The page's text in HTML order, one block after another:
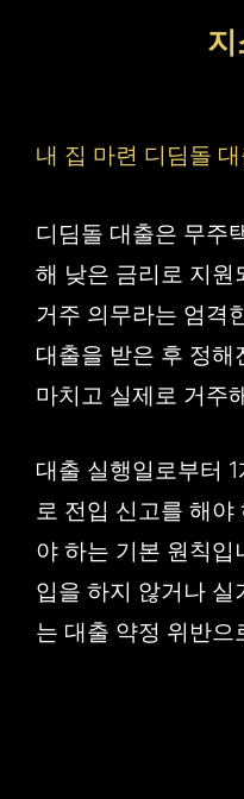
내 집 마련 디딤돌
디딤돌 대출은 무주
해 낮은 금리로 지원
거주 의무라는 엄격
대출을 받은 후 정해
마치고 실제로 거주
대출 실행일로부터
로 전입 신고를 해
야 하는 기본 원칙입
입을 하지 않거나 실
는 대출 약정 위반으